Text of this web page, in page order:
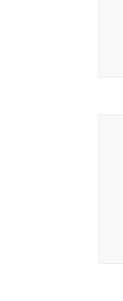
대
사
사
농
농